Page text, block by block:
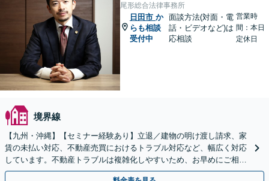
尾形総合法律事務所
日田市 か
らも相談
受付中
面談方法(対面・電
話・ビデオなど)は
応相談
営業時
間：本日
定休日
境界線
【九州・沖縄】【セミナー経験あり】立退／建物の明け渡し請求、家
賃の未払い対応、不動産売買におけるトラブル対応など、幅広く対応
しています。不動産トラブルは複雑化しやすいため、お早めにご相談
ください。【休日・夜間面談可】